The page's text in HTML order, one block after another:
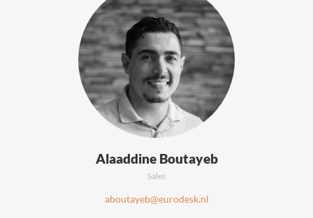
Alaaddine Boutayeb
Sales
aboutayeb@eurodesk.nl